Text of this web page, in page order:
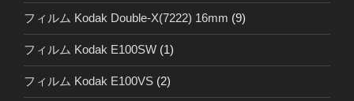
フィルム Kodak Double-X(7222) 16mm (9)
フィルム Kodak E100SW (1)
フィルム Kodak E100VS (2)